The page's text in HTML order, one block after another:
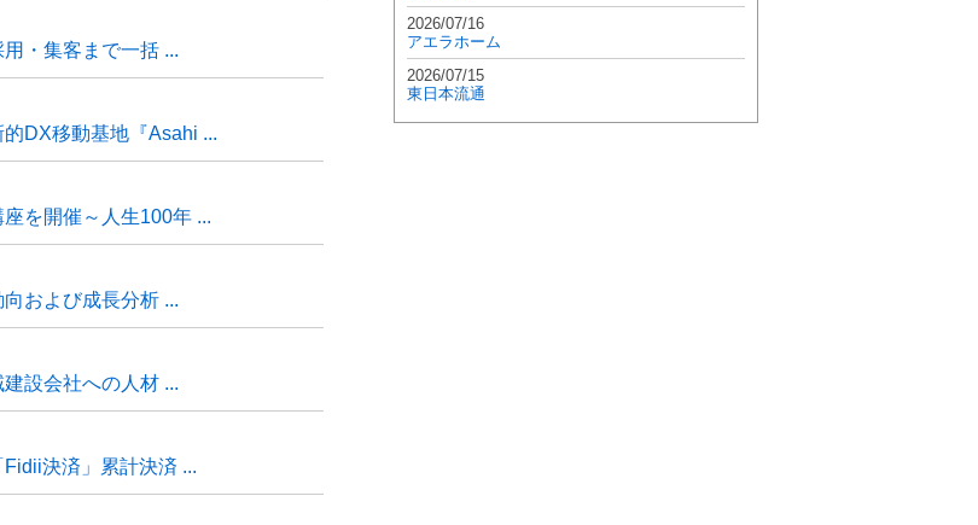
・集客まで一括 ...
DX移動基地『Asahi ...
を開催～人生100年 ...
および成長分析 ...
設会社への人材 ...
決済」累計決済 ...
2026/07/16
アエラホーム
2026/07/15
東日本流通